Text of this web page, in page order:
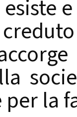
per la